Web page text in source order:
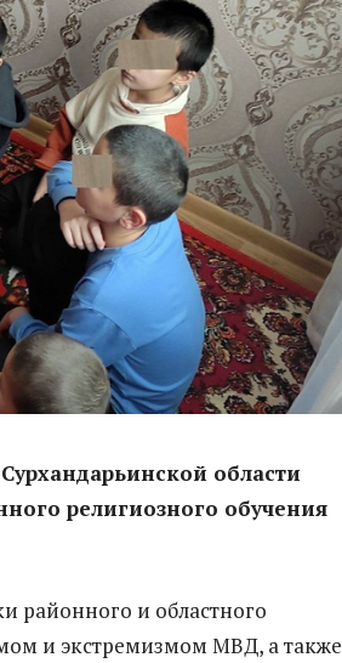
области
религиозного обучения
районного и областного
и экстремизмом МВД, а также